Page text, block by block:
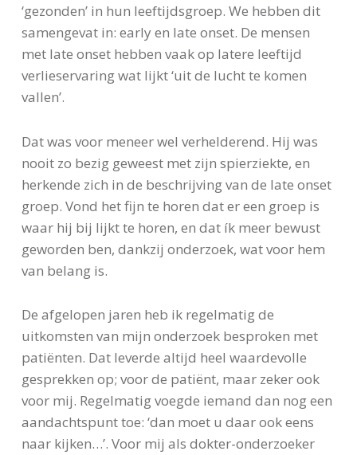
‘gezonden’ in hun leeftijdsgroep. We hebben dit
samengevat in: early en late onset. De mensen
met late onset hebben vaak op latere leeftijd
verlieservaring wat lijkt ‘uit de lucht te komen
vallen’.
Dat was voor meneer wel verhelderend. Hij was
nooit zo bezig geweest met zijn spierziekte, en
herkende zich in de beschrijving van de late onset
groep. Vond het fijn te horen dat er een groep is
waar hij bij lijkt te horen, en dat ík meer bewust
geworden ben, dankzij onderzoek, wat voor hem
van belang is.
De afgelopen jaren heb ik regelmatig de
uitkomsten van mijn onderzoek besproken met
patiënten. Dat leverde altijd heel waardevolle
gesprekken op; voor de patiënt, maar zeker ook
voor mij. Regelmatig voegde iemand dan nog een
aandachtspunt toe: ‘dan moet u daar ook eens
naar kijken…’. Voor mij als dokter-onderzoeker